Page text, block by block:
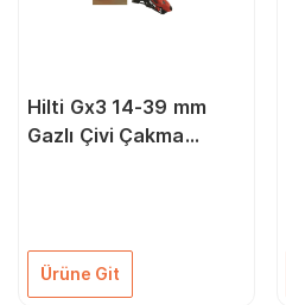
Hilti Gx3 14-39 mm
Gazlı Çivi Çakma
Ürüne Git